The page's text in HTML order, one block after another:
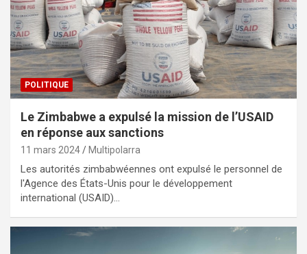
POLITIQUE
Le Zimbabwe a expulsé la mission de l’USAID
en réponse aux sanctions
11 mars 2024 Multipolarra
Les autorités zimbabwéennes ont expulsé le personnel de
l'Agence des États-Unis pour le développement
international (USAID)…